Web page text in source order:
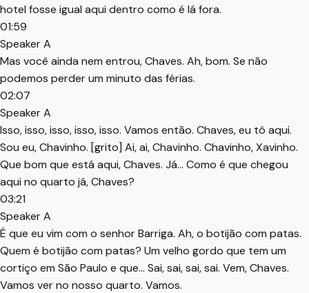
hotel fosse igual aqui dentro como é lá fora.
01:59
Speaker A
Mas você ainda nem entrou, Chaves. Ah, bom. Se não
podemos perder um minuto das férias.
02:07
Speaker A
Isso, isso, isso, isso, isso. Vamos então. Chaves, eu tô aqui.
Sou eu, Chavinho. [grito] Ai, ai, Chavinho. Chavinho, Xavinho.
Que bom que está aqui, Chaves. Já... Como é que chegou
aqui no quarto já, Chaves?
03:21
Speaker A
É que eu vim com o senhor Barriga. Ah, o botijão com patas.
Quem é botijão com patas? Um velho gordo que tem um
cortiço em São Paulo e que... Sai, sai, sai, sai. Vem, Chaves.
Vamos ver no nosso quarto. Vamos.